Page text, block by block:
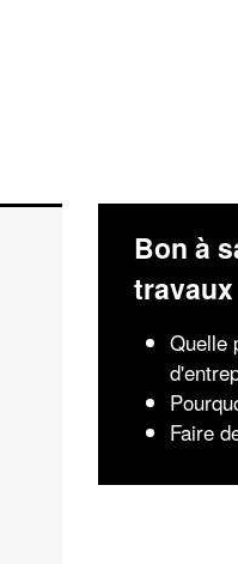
Bon à
travaux
Quelle
Faire